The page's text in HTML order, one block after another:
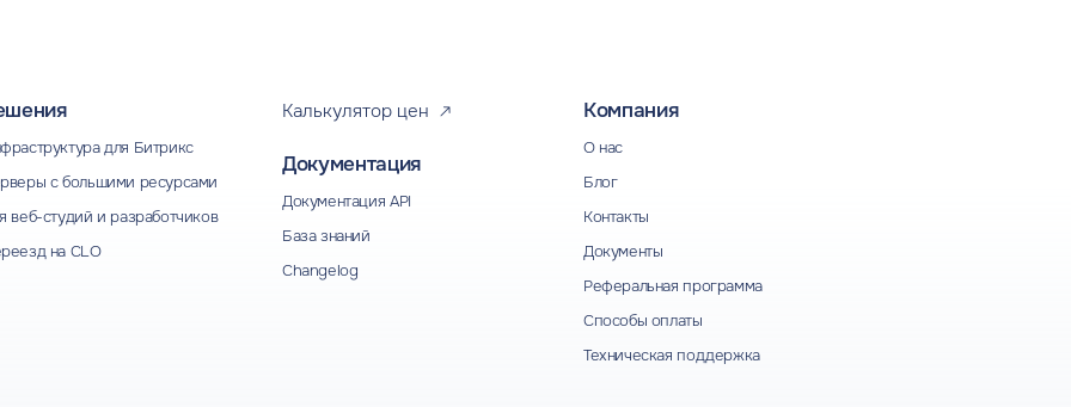
для Битрикс
с большими ресурсами
веб-студий и разработчиков
на CLO
Калькулятор цен
Документация
Документация API
База знаний
Changelog
Компания
О нас
Блог
Контакты
Документы
Реферальная программа
Способы оплаты
Техническая поддержка